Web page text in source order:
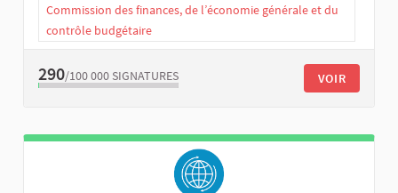
Commission des finances, de l’économie générale et du
contrôle budgétaire
290/100 000 SIGNATURES VOIR